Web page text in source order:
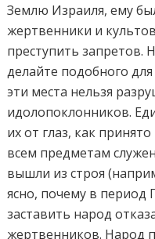
Землю Израиля, ему
жертвенники и
преступить запретов.
делайте подобного
эти места нельзя
идолопоклонников.
их от глаз, как
всем предметам
вышли из строя
ясно, почему в период
заставить народ
жертвенников. Народ